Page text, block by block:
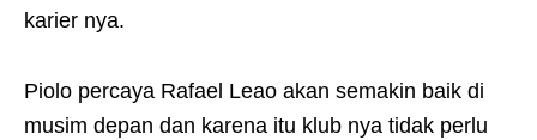
karier nya.
Piolo percaya Rafael Leao akan semakin baik di
musim depan dan karena itu klub nya tidak perlu